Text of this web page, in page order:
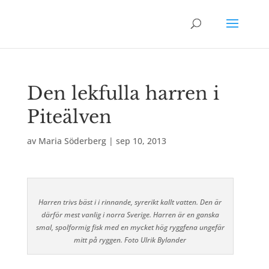
Den lekfulla harren i
Piteälven
av Maria Söderberg| sep 10, 2013
Harren trivs bäst i i rinnande, syrerikt kallt vatten. Den är
därför mest vanlig i norra Sverige. Harren är en ganska
smal, spolformig fisk med en mycket hög ryggfena ungefär
mitt på ryggen. Foto Ulrik Bylander